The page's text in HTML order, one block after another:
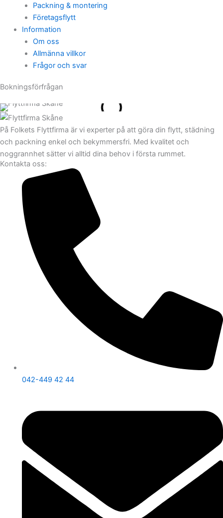
Packning & montering
Företagsflytt
Information
Om oss
Allmänna villkor
Frågor och svar
Bokningsförfrågan
På Folkets Flyttfirma är vi experter på att göra din flytt, städning
och packning enkel och bekymmersfri. Med kvalitet och
noggrannhet sätter vi alltid dina behov i första rummet.
Kontakta oss:
042-449 42 44